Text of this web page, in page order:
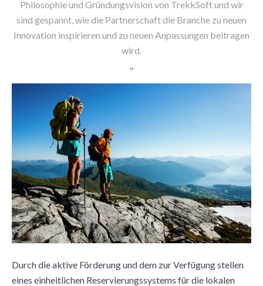
Philosophie und Gründungsvision von TrekkSoft und wir
sind gespannt, wie die Partnerschaft die Branche zu neuen
Innovation inspirieren und zu neuen Anpassungen beitragen
wird.
”
Durch die aktive Förderung und dem zur Verfügung stellen
eines einheitlichen Reservierungssystems für die lokalen